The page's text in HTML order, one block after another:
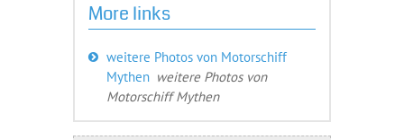
More links
weitere Photos von Motorschiff
Mythen weitere Photos von
Motorschiff Mythen